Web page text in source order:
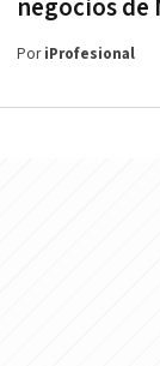
negocios de
PoriProfesional